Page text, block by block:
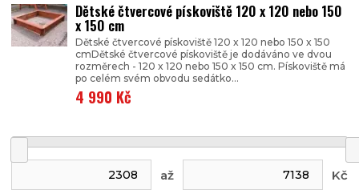
Dětské čtvercové pískoviště 120 x 120 nebo 150
x 150 cm
Dětské čtvercové pískoviště 120 x 120 nebo 150 x 150
cmDětské čtvercové pískoviště je dodáváno ve dvou
rozměrech - 120 x 120 nebo 150 x 150 cm. Pískoviště má
po celém svém obvodu sedátko...
4 990 Kč
až Kč